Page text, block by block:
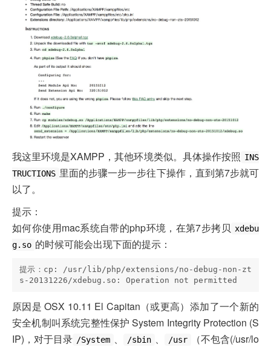
我这里环境是XAMPP，其他环境类似。具体操作按照 INS
TRUCTIONS 里面的步骤一步一步往下操作，直到第7步就可
以了。
提示：
如何你使用mac系统自带的php环境，在第7步拷贝 xdebu
g.so 的时候可能会出现下面的提示：
提示：cp: /usr/lib/php/extensions/no-debug-non-zt
原因是 OSX 10.11 El Capitan（或更高）添加了一个新的
安全机制叫系统完整性保护 System Integrity Protection (S
IP)，对于目录 /System 、 /sbin 、 /usr
（不包含(/usr/lo